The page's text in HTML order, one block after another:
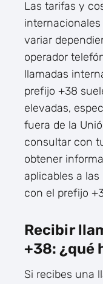
Las tarifas y
variar
operador
llamadas
prefijo +38
elevadas,
fuera de la
consultar con
obtener
aplicables a
con el prefijo
Recibir
+38: ¿qué
Si recibes una